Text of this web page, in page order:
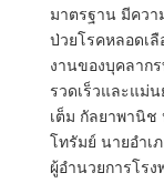
มาตรฐาน มีควา
ป่วยโรคหลอดเ
งานของบุคลาก
รวดเร็วและแม่
เต็ม กัลยาพานิ
โทรัมย์ นายอำเ
ผู้อำนวยการโร